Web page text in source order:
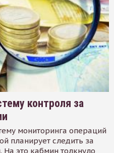
контроля за
мониторинга операций
планирует следить за
На это кабмин толкнуло